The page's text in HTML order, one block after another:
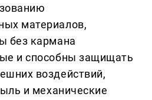
материалов,
без кармана
и способны защищать
воздействий,
и механические